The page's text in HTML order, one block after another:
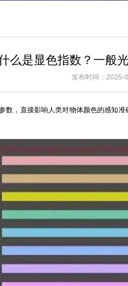
么是显色指数？一般
发布时间：
，直接影响人类对物体颜色的感知准确性